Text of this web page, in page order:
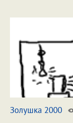
Золушка 2000